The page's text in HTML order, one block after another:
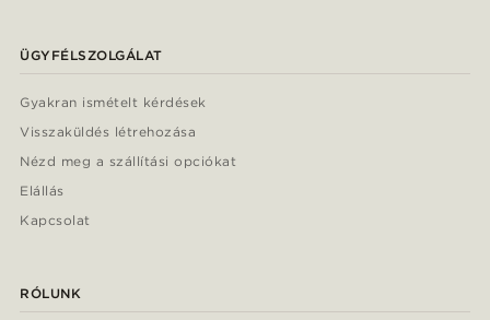
ÜGYFÉLSZOLGÁLAT
Gyakran ismételt kérdések
Visszaküldés létrehozása
Nézd meg a szállítási opciókat
Elállás
Kapcsolat
RÓLUNK